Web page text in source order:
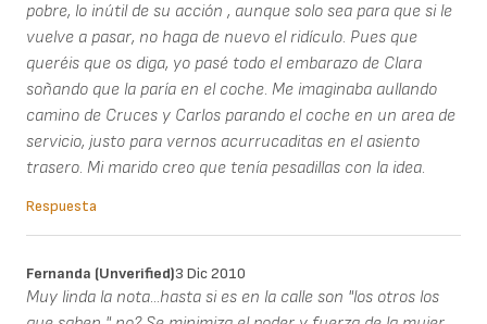
pobre, lo inútil de su acción , aunque solo sea para que si le
vuelve a pasar, no haga de nuevo el ridículo. Pues que
queréis que os diga, yo pasé todo el embarazo de Clara
soñando que la paría en el coche. Me imaginaba aullando
camino de Cruces y Carlos parando el coche en un area de
servicio, justo para vernos acurrucaditas en el asiento
trasero. Mi marido creo que tenía pesadillas con la idea.
Respuesta
Fernanda (unverified)3 Dic 2010
Muy linda la nota...hasta si es en la calle son "los otros los